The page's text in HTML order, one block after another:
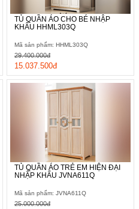
TỦ QUẦN ÁO CHO BÉ NHẬP
KHẨU HHML303Q
Mã sản phẩm: HHML303Q
15.037.500đ
29.400.000đ
TỦ QUẦN ÁO TRẺ EM HIỆN ĐẠI
NHẬP KHẨU JVNA611Q
Mã sản phẩm: JVNA611Q
25.000.000đ